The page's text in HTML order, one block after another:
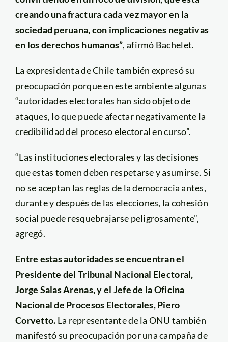
creando una fractura cada vez mayor en la
sociedad peruana, con implicaciones negativas
en los derechos humanos”, afirmó Bachelet.
La expresidenta de Chile también expresó su
preocupación porque en este ambiente algunas
“autoridades electorales han sido objeto de
ataques, lo que puede afectar negativamente la
credibilidad del proceso electoral en curso”.
“Las instituciones electorales y las decisiones
que estas tomen deben respetarse y asumirse. Si
no se aceptan las reglas de la democracia antes,
durante y después de las elecciones, la cohesión
social puede resquebrajarse peligrosamente”,
agregó.
Entre estas autoridades se encuentran el
Presidente del Tribunal Nacional Electoral,
Jorge Salas Arenas, y el Jefe de la Oficina
Nacional de Procesos Electorales, Piero
Corvetto. La representante de la ONU también
manifestó su preocupación por una campaña de